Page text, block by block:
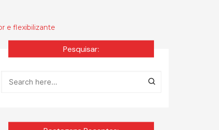
e flexibilizante
Pesquisar: